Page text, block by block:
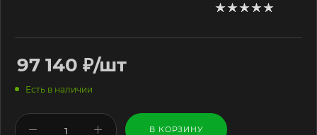
97 140 ₽/шт
Есть в наличии
В КОРЗИНУ